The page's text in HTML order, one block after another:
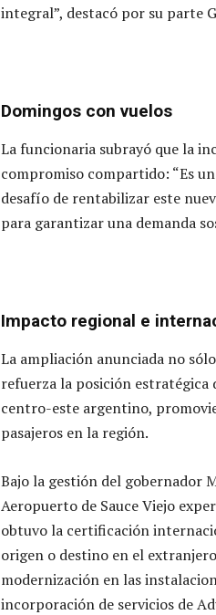
integral”, destacó por su parte
Domingos con vuelos
La funcionaria subrayó que la
compromiso compartido: “Es
desafío de rentabilizar este
para garantizar una demanda
Impacto regional e
La ampliación anunciada no
refuerza la posición estratégica
centro-este argentino,
pasajeros en la región.
Bajo la gestión del gobernador
Aeropuerto de Sauce Viejo
obtuvo la certificación
origen o destino en el
modernización en las
incorporación de servicios de